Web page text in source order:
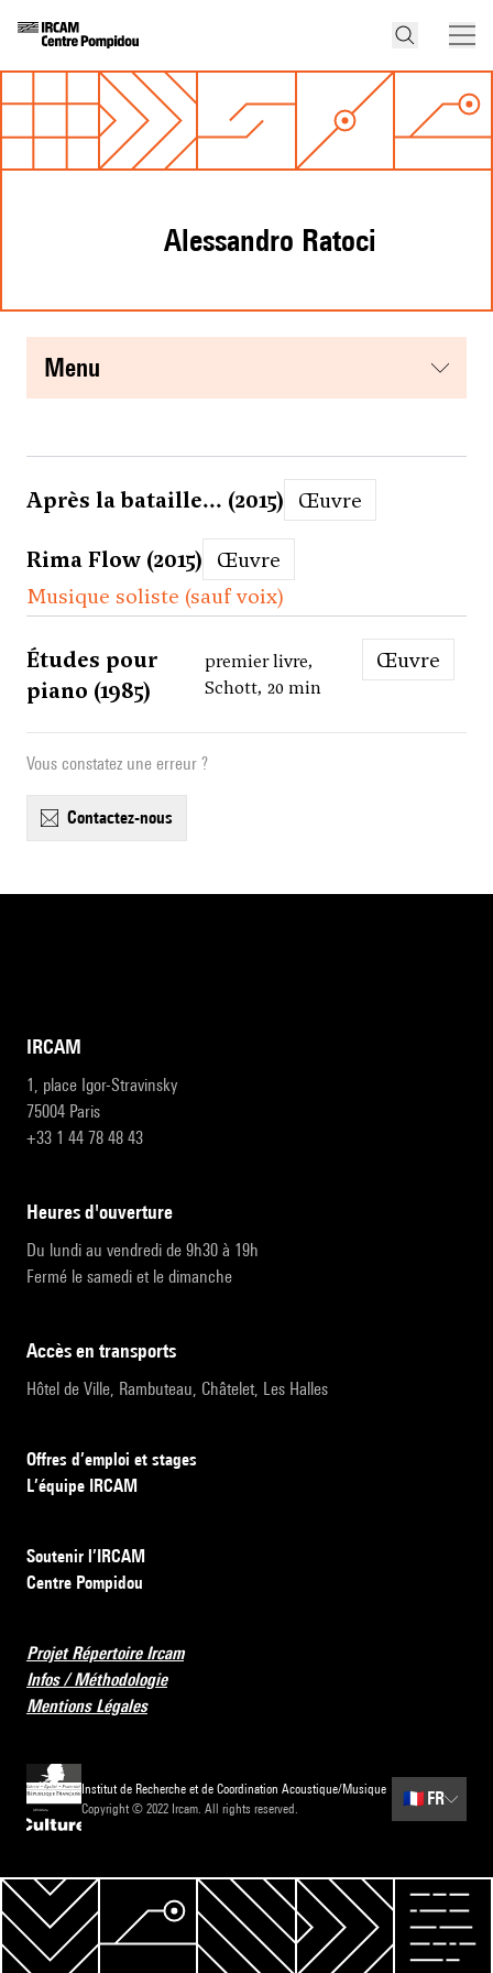
Alessandro Ratoci
menu
Après la bataille... (2015) Œuvre
Rima Flow (2015)
Œuvre
Musique soliste (sauf voix)
Études pour
piano (1985)
premier livre,
Schott, 20 min
Œuvre
Vous constatez une erreur ?
contactez-nous
IRCAM
1, place Igor-Stravinsky
75004 Paris
+33 1 44 78 48 43
heures d'ouverture
Du lundi au vendredi de 9h30 à 19h
Fermé le samedi et le dimanche
accès en transports
Hôtel de Ville, Rambuteau, Châtelet, Les Halles
Offres d’emploi et stages
L’équipe IRCAM
Soutenir l’IRCAM
Centre Pompidou
Projet Répertoire Ircam
Infos / Méthodologie
Mentions Légales
Institut de Recherche et de Coordination Acoustique/Musique
Copyright © 2022 Ircam. All rights reserved.
🇫🇷 FR